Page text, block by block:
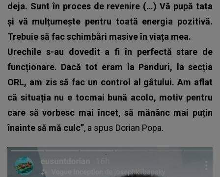
deja. Sunt în proces de revenire (…) Vă pupă tata
și vă mulțumește pentru toată energia pozitivă.
Trebuie să fac schimbări masive în viața mea.
Urechile s-au dovedit a fi în perfectă stare de
funcționare. Dacă tot eram la Panduri, la secția
ORL, am zis să fac un control al gâtului. Am aflat
că situația nu e tocmai bună acolo, motiv pentru
care să vorbesc mai încet, să mănânc mai puțin
înainte să mă culc”, a spus Dorian Popa.